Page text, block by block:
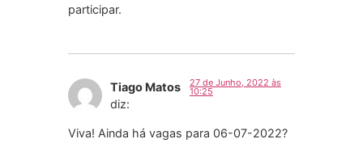
participar.
Tiago Matos
diz:
27 de Junho, 2022 às
10:25
Viva! Ainda há vagas para 06-07-2022?